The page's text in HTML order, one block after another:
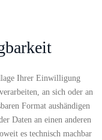
Ihrer Einwilligung
an sich oder an
Format aushändigen
Daten an einen anderen
es technisch machbar